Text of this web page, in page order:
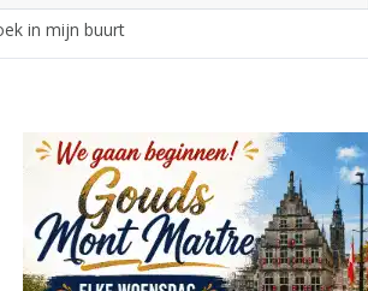
in mijn buurt